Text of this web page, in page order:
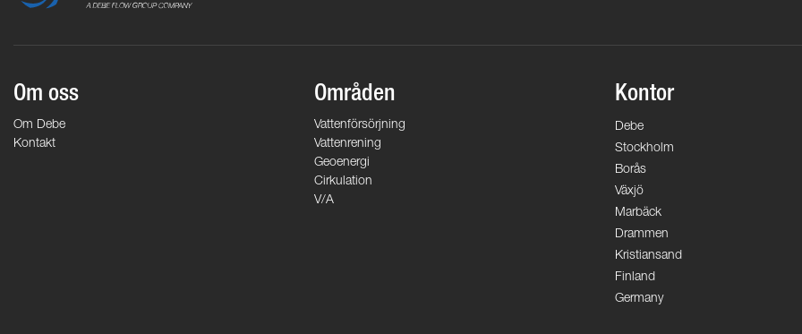
Om oss
Om Debe
Kontakt
Områden
Vattenförsörjning
Vattenrening
Geoenergi
Cirkulation
V/A
Kontor
Debe
Stockholm
Borås
Växjö
Marbäck
Drammen
Kristiansand
Finland
Germany